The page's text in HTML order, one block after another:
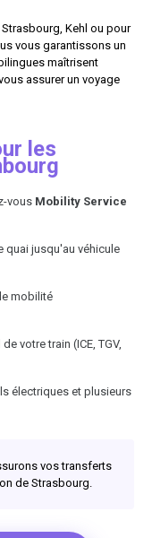
Kehl ou pour
vous garantissons un
maîtrisent
assurer un voyage
les
vous Mobility Service
quai jusqu'au véhicule
mobilité
votre train (ICE, TGV,
électriques et plusieurs
vos transferts
de Strasbourg.